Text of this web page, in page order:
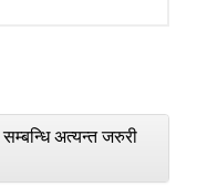
अत्यन्त जरुरी